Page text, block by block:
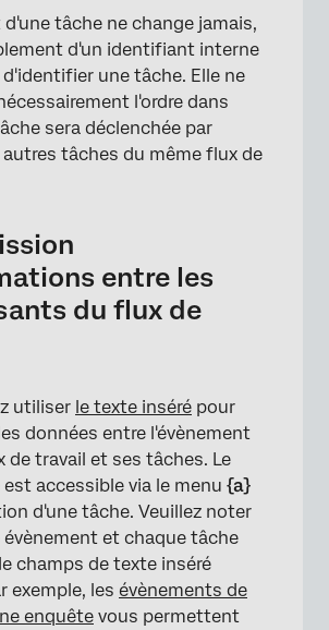
tâche ne change jamais,
d'un identifiant interne
une tâche. Elle ne
l'ordre dans
sera déclenchée par
tâches du même flux de
entre les
du flux de
utiliser le texte inséré pour
données entre l'évènement
de travail et ses tâches. Le
accessible via le menu {a}
d'une tâche. Veuillez noter
évènement et chaque tâche
champs de texte inséré
exemple, les évènements de
enquête vous permettent